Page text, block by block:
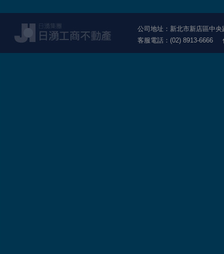
公司地址：新北市新店區中
客服電話：(02) 8913-6666